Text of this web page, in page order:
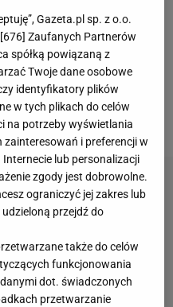
po wakacjach, ale
treningów z pierwszą
zajęć z kolegami,
w siłowni przy
Gazeta.pl sp. z o.o.
676] Zaufanych Partnerów
spółką powiązaną z
Twoje dane osobowe
identyfikatory plików
w tych plikach do celów
na potrzeby wyświetlania
i preferencji w
lub personalizacji
zgody jest dobrowolne.
ograniczyć jej zakres lub
przejdź do
także do celów
funkcjonowania
dot. świadczonych
przetwarzanie